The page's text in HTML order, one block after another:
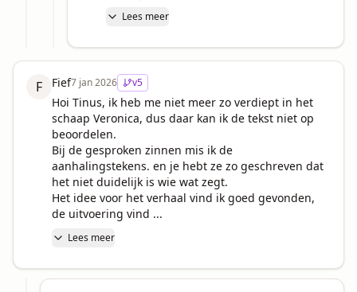
Lees meer
F Fief7 jan 2026 v5
Hoi Tinus, ik heb me niet meer zo verdiept in het
schaap Veronica, dus daar kan ik de tekst niet op
beoordelen.
Bij de gesproken zinnen mis ik de
aanhalingstekens. en je hebt ze zo geschreven dat
het niet duidelijk is wie wat zegt.
Het idee voor het verhaal vind ik goed gevonden,
de uitvoering vind ...
Lees meer